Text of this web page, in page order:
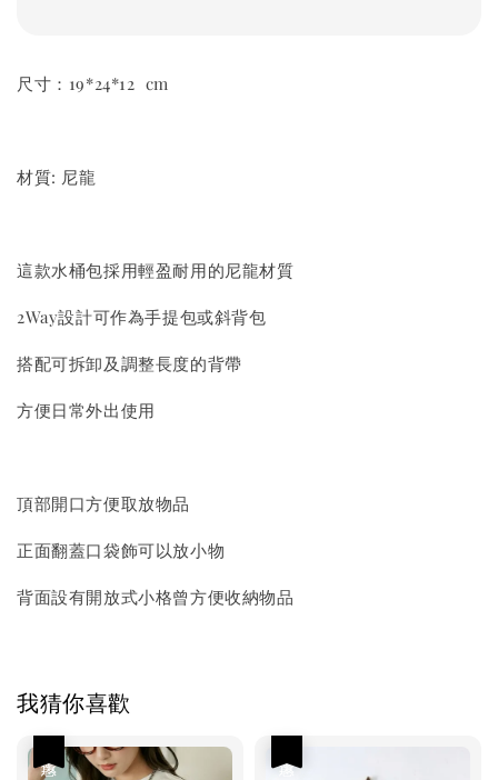
尺寸：19*24*12 cm
材質: 尼龍
這款水桶包採用輕盈耐用的尼龍材質
2Way設計可作為手提包或斜背包
搭配可拆卸及調整長度的背帶
方便日常外出使用
頂部開口方便取放物品
正面翻蓋口袋飾可以放小物
背面設有開放式小格曾方便收納物品
我猜你喜歡